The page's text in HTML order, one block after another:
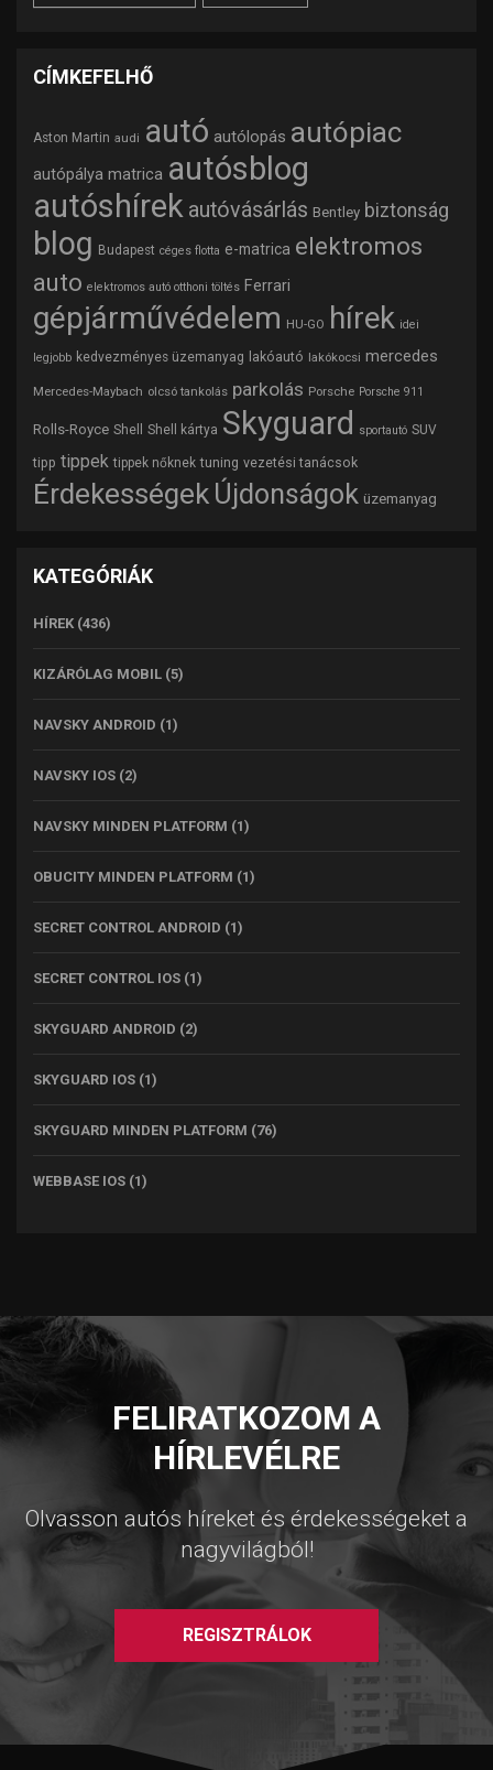
CÍMKEFELHŐ
Aston Martin audi autó autólopás autópiac
autópálya matrica autósblog
autóshírek autóvásárlás Bentley biztonság
blog Budapest céges flotta e-matrica elektromos
auto elektromos autó otthoni töltés Ferrari
gépjárművédelem HU-GO hírek idei
legjobb kedvezményes üzemanyag lakóautó lakókocsi mercedes
Mercedes-Maybach olcsó tankolás parkolás Porsche Porsche 911
Rolls-Royce Shell Shell kártya Skyguard sportautó SUV
tipp tippek tippek nőknek tuning vezetési tanácsok
Érdekességek Újdonságok üzemanyag
KATEGÓRIÁK
HÍREK (436)
KIZÁRÓLAG MOBIL (5)
NAVSKY ANDROID (1)
NAVSKY IOS (2)
NAVSKY MINDEN PLATFORM (1)
OBUCITY MINDEN PLATFORM (1)
SECRET CONTROL ANDROID (1)
SECRET CONTROL IOS (1)
SKYGUARD ANDROID (2)
SKYGUARD IOS (1)
SKYGUARD MINDEN PLATFORM (76)
WEBBASE IOS (1)
FELIRATKOZOM A
HÍRLEVÉLRE
Olvasson autós híreket és érdekességeket a
nagyvilágból!
REGISZTRÁLOK